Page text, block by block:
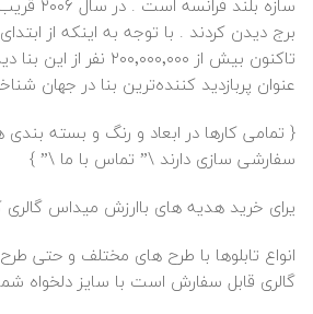
برج دیدن کردند . با توجه به اینکه از
تاکنون بیش از
عنوان پربازدید کننده‌ترین بنا در جهان
{ تمامی کارها در ابعاد و رنگ و بسته
سفارشی سازی دارند \” تماس با ما \” }
یرای خرید هدیه های باارزش میداس
انواع تابلوها با طرح های مختلف و حتی
گالری قابل سفارش است با سایز دلخواه